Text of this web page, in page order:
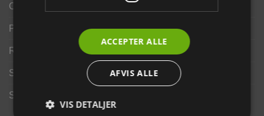
Opdrætterrabat
Privatlivspolitik
Returportal
Search results
Sponsorater
ACCEPTER ALLE
AFVIS ALLE
VIS DETALJER